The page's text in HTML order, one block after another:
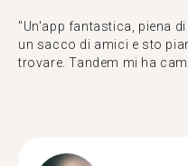
"Un'app fantastica, piena
un sacco di amici e sto
trovare. Tandem mi ha